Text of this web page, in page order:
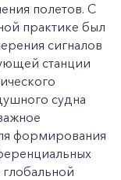
полетов. С
практике был
сигналов
станции
судна
формирования